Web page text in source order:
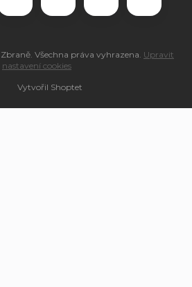
Vytvořil Shoptet
. Všechna práva vyhrazena. Upravit
nastavení cookies